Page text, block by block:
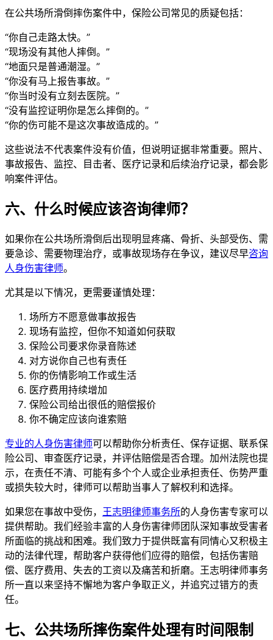
在公共场所滑倒摔伤案件中，保险公司常见的质疑包括：
“你自己走路太快。”
“现场没有其他人摔倒。”
“地面只是普通潮湿。”
“你没有马上报告事故。”
“你当时没有立刻去医院。”
“没有监控证明你是怎么摔倒的。”
“你的伤可能不是这次事故造成的。”
这些说法不代表案件没有价值，但说明证据非常重要。照片、
事故报告、监控、目击者、医疗记录和后续治疗记录，都会影
响案件评估。
六、什么时候应该咨询律师？
如果你在公共场所滑倒后出现明显疼痛、骨折、头部受伤、需
要急诊、需要物理治疗，或事故现场存在争议，建议尽早咨询
人身伤害律师。
尤其是以下情况，更需要谨慎处理：
场所方不愿意做事故报告
现场有监控，但你不知道如何获取
保险公司要求你录音陈述
对方说你自己也有责任
你的伤情影响工作或生活
医疗费用持续增加
保险公司给出很低的赔偿报价
你不确定应该向谁索赔
专业的人身伤害律师可以帮助你分析责任、保存证据、联系保
险公司、审查医疗记录，并评估赔偿是否合理。加州法院也提
示，在责任不清、可能有多个个人或企业承担责任、伤势严重
或损失较大时，律师可以帮助当事人了解权利和选择。
如果您在事故中受伤， 王志明律师事务所的人身伤害专家可以
提供帮助。我们经验丰富的人身伤害律师团队深知事故受害者
所面临的挑战和困难。我们致力于提供既富有同情心又积极主
动的法律代理，帮助客户获得他们应得的赔偿，包括伤害赔
偿、医疗费用、失去的工资以及痛苦和折磨。王志明律师事务
所一直以来坚持不懈地为客户争取正义，并追究过错方的责
任。
七、公共场所摔伤案件处理有时间限制